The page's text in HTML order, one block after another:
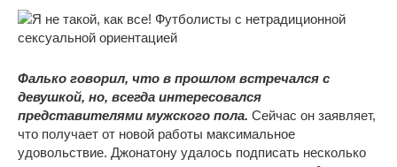
Фалько говорил, что в прошлом встречался с
девушкой, но, всегда интересовался
представителями мужского пола. Сейчас он заявляет,
что получает от новой работы максимальное
удовольствие. Джонатону удалось подписать несколько